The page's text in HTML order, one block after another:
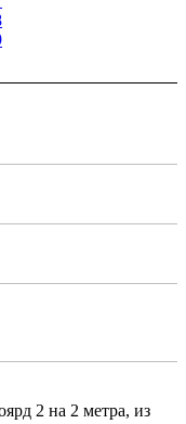
2 на 2 метра, из